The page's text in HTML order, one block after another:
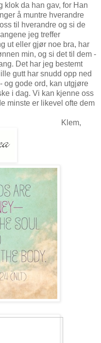
klok da han gav, for Han
å muntre hverandre
til hverandre og si de
jeg treffer
ut eller gjør noe bra, har
min, og si det til dem -
Det har jeg bestemt
gutt har snudd opp ned
og gode ord, kan utgjøre
i dag. Vi kan kjenne oss
minste er likevel ofte dem